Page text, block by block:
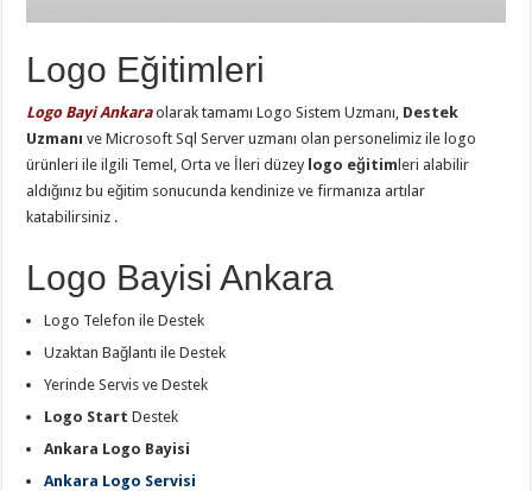
Logo Eğitimleri
Logo Bayi Ankaraolarak tamamı Logo Sistem Uzmanı, Destek
Uzmanı ve Microsoft Sql Server uzmanı olan personelimiz ile logo
ürünleri ile ilgili Temel, Orta ve İleri düzey logo eğitim leri alabilir
aldığınız bu eğitim sonucunda kendinize ve firmanıza artılar
katabilirsiniz .
Logo Bayisi Ankara
Logo Telefon ile Destek
Uzaktan Bağlantı ile Destek
Yerinde Servis ve Destek
Logo Start Destek
Ankara Logo Bayisi
Ankara Logo Servisi